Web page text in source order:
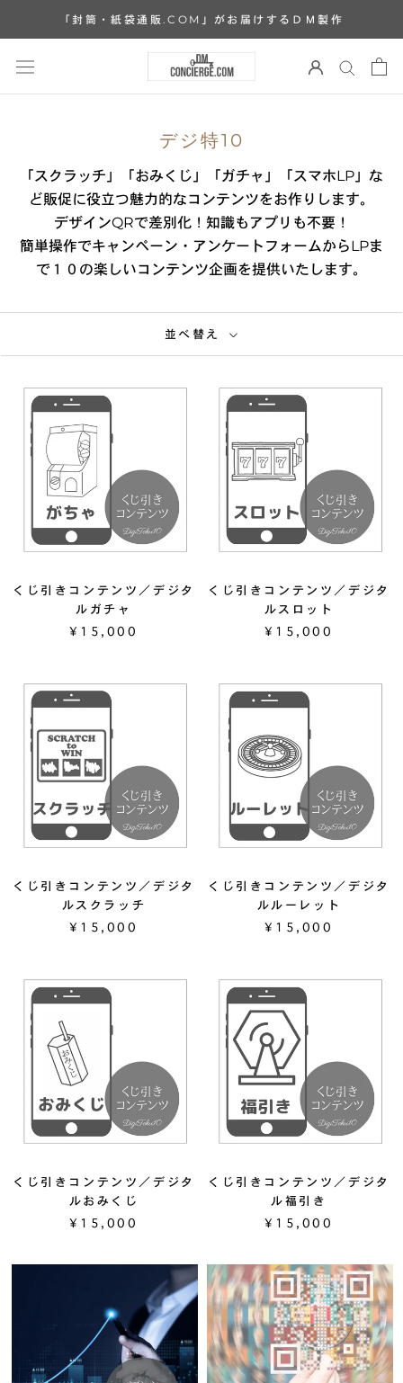
動
る
「封筒・紙袋通販.COM」がお届けするＤＭ製作
デジ特10
「スクラッチ」「おみくじ」「ガチャ」「スマホLP」な
ど販促に役立つ魅力的なコンテンツをお作りします。
デザインQRで差別化！知識もアプリも不要！
簡単操作でキャンペーン・アンケートフォームからLPま
で１０の楽しいコンテンツ企画を提供いたします。
並べ替え
くじ引きコンテンツ／デジタ
ルガチャ
¥15,000
くじ引きコンテンツ／デジタ
ルスロット
¥15,000
くじ引きコンテンツ／デジタ
ルスクラッチ
¥15,000
くじ引きコンテンツ／デジタ
ルルーレット
¥15,000
くじ引きコンテンツ／デジタ
ルおみくじ
¥15,000
くじ引きコンテンツ／デジタ
ル福引き
¥15,000